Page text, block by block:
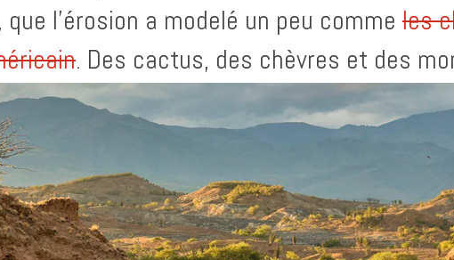
l’érosion a modelé un peu comme les
. Des cactus, des chèvres et des